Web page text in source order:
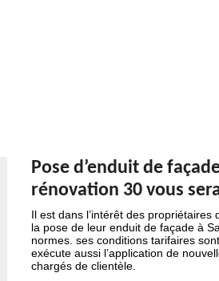
Pose d’enduit de
rénovation 30 vous
Il est dans l’intérêt des
la pose de leur enduit de façade à
normes. ses conditions tarifaires
exécute aussi l’application de
chargés de clientèle.